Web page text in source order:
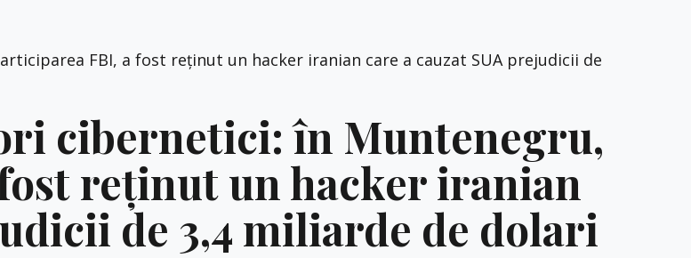
FBI, a fost reținut un hacker iranian care a cauzat SUA prejudicii de
cibernetici: în Muntenegru,
reținut un hacker iranian
de 3,4 miliarde de dolari